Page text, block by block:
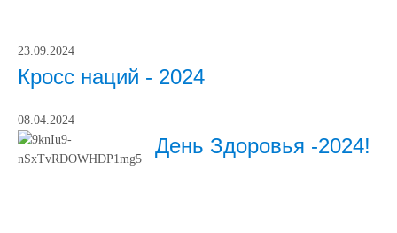
23.09.2024
Кросс наций - 2024
08.04.2024
День Здоровья -2024!